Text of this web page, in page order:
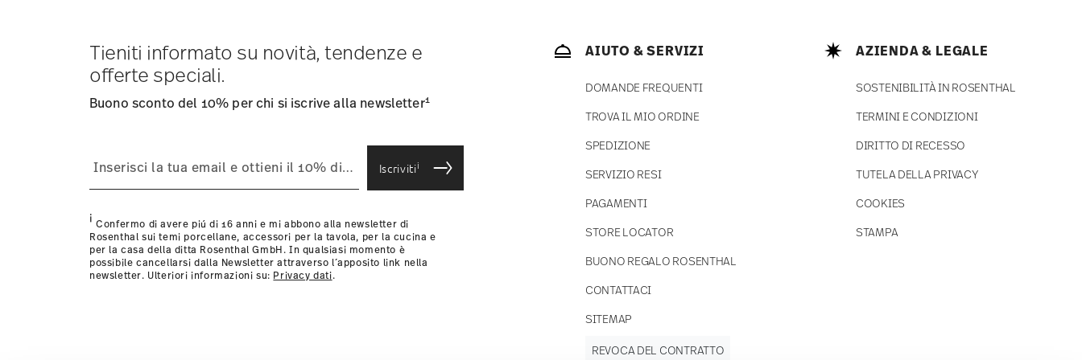
consegna per altri paesiqui.
Fornitore del servizio di spedizione: Spediamo con UPS (consegna standard) in Italia.
Tracciabilità Riceverete un codice di tracciamento via e-mail non appena il vostro pacco verrà spedito.
Resi:Per i resi, si prega di utilizzare il nostroservizio resi.
Tieniti informato su novità, tendenze e
offerte speciali.
Buono sconto del 10% per chi si iscrive alla newsletter1
Iscrivitii
i Confermo di avere piú di 16 anni e mi abbono alla newsletter di
Rosenthal sui temi porcellane, accessori per la tavola, per la cucina e
per la casa della ditta Rosenthal GmbH. In qualsiasi momento è
possibile cancellarsi dalla Newsletter attraverso l´apposito link nella
newsletter. Ulteriori informazioni su: Privacy dati.
AIUTO & SERVIZI
DOMANDE FREQUENTI
TROVA IL MIO ORDINE
SPEDIZIONE
SERVIZIO RESI
PAGAMENTI
STORE LOCATOR
BUONO REGALO ROSENTHAL
CONTATTACI
SITEMAP
AZIENDA & LEGALE
SOSTENIBILITÀ IN ROSENTHAL
TERMINI E CONDIZIONI
DIRITTO DI RECESSO
TUTELA DELLA PRIVACY
COOKIES
STAMPA
REVOCA DEL CONTRATTO